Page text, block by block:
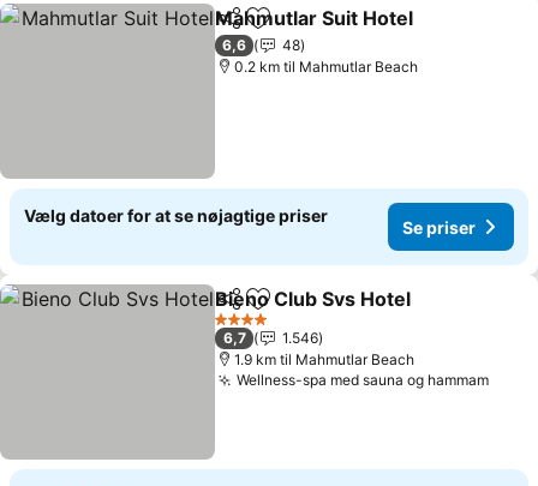
Del Føj til favoritter
Mahmutlar Suit Hotel
6,6
48
0.2 km til Mahmutlar Beach
Vælg datoer for at se nøjagtige priser
Se priser
Del Føj til favoritter
Bieno Club Svs Hotel
4 Stjerner
6,7
1.546
1.9 km til Mahmutlar Beach
Wellness-spa med sauna og hammamSe